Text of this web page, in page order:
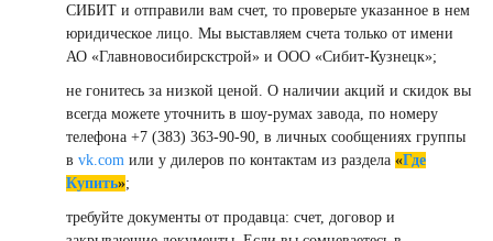
СИБИТ и отправили вам счет, то проверьте указанное в нем
юридическое лицо. Мы выставляем счета только от имени
АО «Главновосибирскстрой» и ООО «Сибит-Кузнецк»;
не гонитесь за низкой ценой. О наличии акций и скидок вы
всегда можете уточнить в шоу-румах завода, по номеру
телефона +7 (383) 363-90-90, в личных сообщениях группы
в vk.com или у дилеров по контактам из раздела «Где
Купить»;
требуйте документы от продавца: счет, договор и